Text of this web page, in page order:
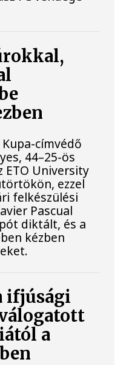
címvédő
44–25-ös
University
ezzel
felkészülési
Pascual
diktált, és a
kézben
ifjúsági
a